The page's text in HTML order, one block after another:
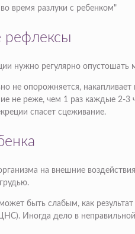
время разлуки с ребенком"
рефлексы
нужно регулярно
не опорожняется,
не реже, чем 1 раз каждые 2-
спасет сцеживание.
на внешние
быть слабым, как
Иногда дело в